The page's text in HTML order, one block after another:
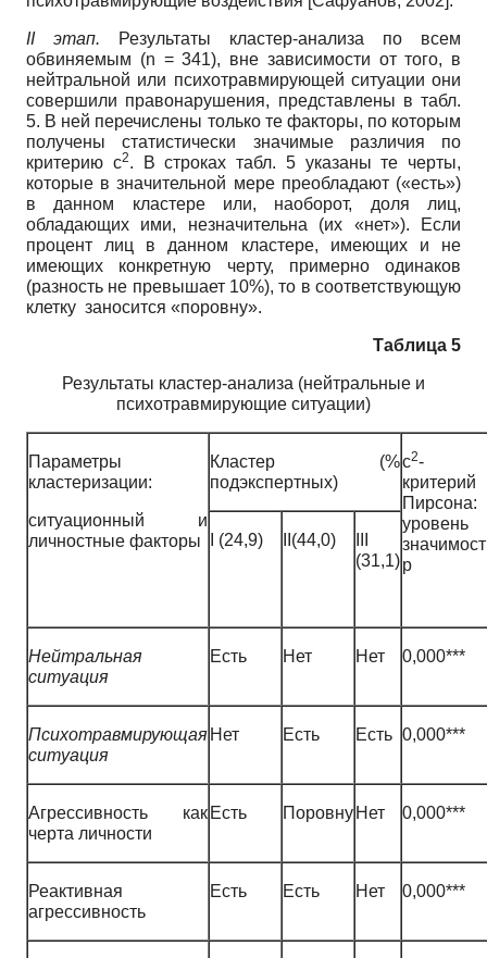
II этап. Результаты кластер-анализа по всем
обвиняемым (n = 341), вне зависимости от того, в
нейтральной или психотравмирующей ситуации они
совершили правонарушения, представлены в табл.
5. В ней перечислены только те факторы, по которым
получены статистически значимые различия по
критерию c2. В строках табл. 5 указаны те черты,
которые в значительной мере преобладают («есть»)
в данном кластере или, наоборот, доля лиц,
обладающих ими, незначительна (их «нет»). Если
процент лиц в данном кластере, имеющих и не
имеющих конкретную черту, примерно одинаков
(разность не превышает 10%), то в соответствующую
клетку заносится «поровну».
Таблица 5
Результаты кластер-анализа (нейтральные и
психотравмирующие ситуации)
Параметры
кластеризации:
ситуационный и
личностные факторы
Кластер (%
подэкспертных)
c2-
критерий
Пирсона:
уровень
p
I (24,9) II(44,0)
(31,1)
Нейтральная
ситуация
Есть Нет Нет 0,000***
Психотравмирующая
ситуация
Нет Есть Есть 0,000***
Агрессивность как
черта личности
Есть Поровну Нет 0,000***
Реактивная
агрессивность
Есть Есть Нет 0,000***